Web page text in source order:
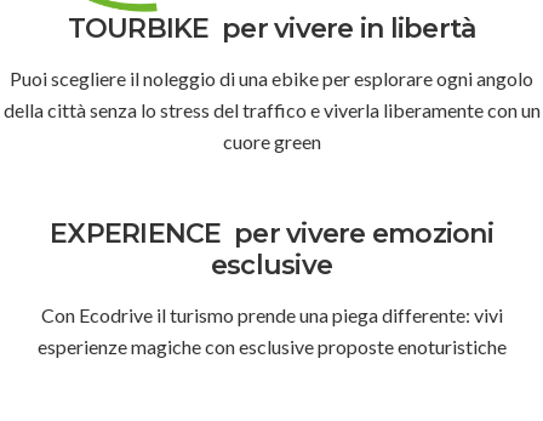
TOURBIKE per vivere in libertà
Puoi scegliere il noleggio di una ebike per esplorare ogni angolo
della città senza lo stress del traffico e viverla liberamente con un
cuore green
EXPERIENCE per vivere emozioni
esclusive
Con Ecodrive il turismo prende una piega differente: vivi
esperienze magiche con esclusive proposte enoturistiche